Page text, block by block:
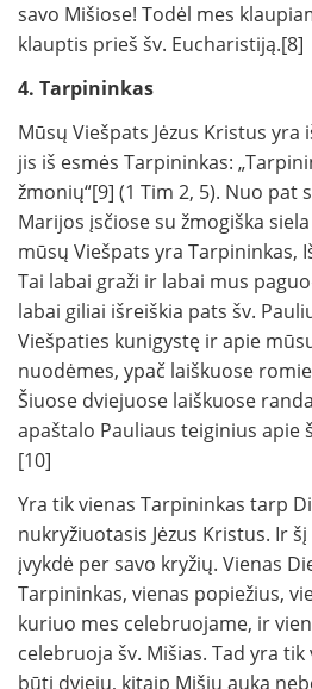
savo Mišiose! Todėl mes
klauptis prieš šv. Eucharistiją.[8]
4. Tarpininkas
Mūsų Viešpats Jėzus Kristus yra
jis iš esmės Tarpininkas:
žmonių“[9] (1 Tim 2, 5). Nuo pat
Marijos įsčiose su žmogiška
mūsų Viešpats yra Tarpininkas,
Tai labai graži ir labai mus
labai giliai išreiškia pats šv.
Viešpaties kunigystę ir apie
nuodėmes, ypač laiškuose
Šiuose dviejuose laiškuose
apaštalo Pauliaus teiginius apie
[10]
Yra tik vienas Tarpininkas tarp
nukryžiuotasis Jėzus Kristus. Ir
įvykdė per savo kryžių. Vienas
Tarpininkas, vienas popiežius,
kuriuo mes celebruojame, ir
celebruoja šv. Mišias. Tad yra tik
būti dviejų, kitaip Mišių auka